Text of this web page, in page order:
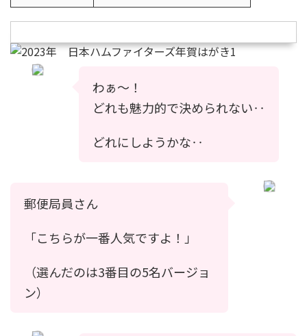
わぁ〜！
どれも魅力的で決められない‥
どれにしようかな‥
郵便局員さん
「こちらが一番人気ですよ！」
（選んだのは3番目の5名バージョ
ン）